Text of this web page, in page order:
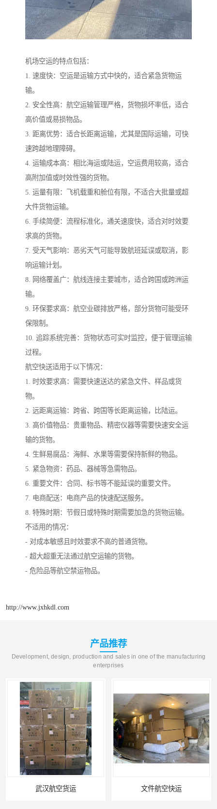
机场空运的特点包括：
1. 速度快：空运是运输方式中快的，适合紧急货物运
输。
2. 安全性高：航空运输管理严格，货物损坏率低，适合
高价值或易损物品。
3. 距离优势：适合长距离运输，尤其是国际运输，可快
速跨越地理障碍。
4. 运输成本高：相比海运或陆运，空运费用较高，适合
高附加值或时效性强的货物。
5. 运量有限：飞机载重和舱位有限，不适合大批量或超
大件货物运输。
6. 手续简便：流程标准化，通关速度快，适合对时效要
求高的货物。
7. 受天气影响：恶劣天气可能导致航班延误或取消，影
响运输计划。
8. 网络覆盖广：航线连接主要城市，适合跨国或跨洲运
输。
9. 环保要求高：航空业碳排放严格，部分货物可能受环
保限制。
10. 追踪系统完善：货物状态可实时监控，便于管理运输
过程。
航空快送适用于以下情况：
1. 时效要求高：需要快速送达的紧急文件、样品或货
物。
2. 远距离运输：跨省、跨国等长距离运输，比陆运。
3. 高价值物品：贵重物品、精密仪器等需要快速安全运
输的货物。
4. 生鲜易腐品：海鲜、水果等需要保持新鲜的物品。
5. 紧急物资：药品、器械等急需物品。
6. 重要文件：合同、标书等不能延误的重要文件。
7. 电商配送：电商产品的快速配送服务。
8. 特殊时期：节假日或特殊时期需要加急的货物运输。
不适用的情况：
- 对成本敏感且时效要求不高的普通货物。
- 超大超重无法通过航空运输的货物。
- 危险品等航空禁运物品。
http://www.jxhkdl.com
产品推荐
Development, design, production and sales in one of the manufacturing
enterprises
文件航空快运 专业空运公司